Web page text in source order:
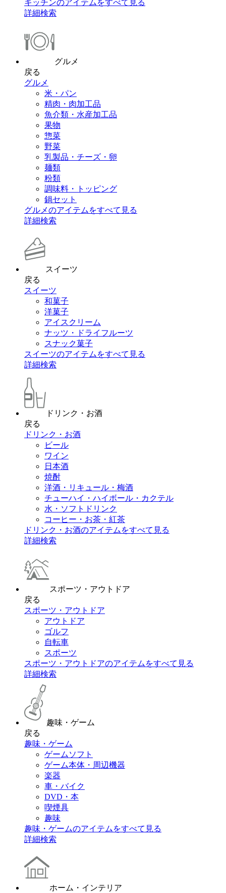
キッチンのアイテムをすべて見る
詳細検索
グルメ
戻る
グルメ
米・パン
精肉・肉加工品
魚介類・水産加工品
果物
惣菜
野菜
乳製品・チーズ・卵
麺類
粉類
調味料・トッピング
鍋セット
グルメのアイテムをすべて見る
詳細検索
スイーツ
戻る
スイーツ
和菓子
洋菓子
アイスクリーム
ナッツ・ドライフルーツ
スナック菓子
スイーツのアイテムをすべて見る
詳細検索
ドリンク・お酒
戻る
ドリンク・お酒
ビール
ワイン
日本酒
焼酎
洋酒・リキュール・梅酒
チューハイ・ハイボール・カクテル
水・ソフトドリンク
コーヒー・お茶・紅茶
ドリンク・お酒のアイテムをすべて見る
詳細検索
スポーツ・アウトドア
戻る
スポーツ・アウトドア
アウトドア
ゴルフ
自転車
スポーツ
スポーツ・アウトドアのアイテムをすべて見る
詳細検索
趣味・ゲーム
戻る
趣味・ゲーム
ゲームソフト
ゲーム本体・周辺機器
楽器
車・バイク
DVD・本
喫煙具
趣味
趣味・ゲームのアイテムをすべて見る
詳細検索
ホーム・インテリア